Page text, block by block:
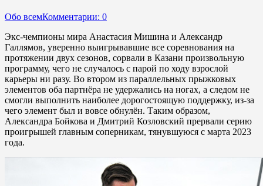
Обо всемКомментарии: 0
Экс-чемпионы мира Анастасия Мишина и Александр
Галлямов, уверенно выигрывавшие все соревнования на
протяжении двух сезонов, сорвали в Казани произвольную
программу, чего не случалось с парой по ходу взрослой
карьеры ни разу. Во втором из параллельных прыжковых
элементов оба партнёра не удержались на ногах, а следом не
смогли выполнить наиболее дорогостоящую поддержку, из-за
чего элемент был и вовсе обнулён. Таким образом,
Александра Бойкова и Дмитрий Козловский прервали серию
проигрышей главным соперникам, тянувшуюся с марта 2023
года.